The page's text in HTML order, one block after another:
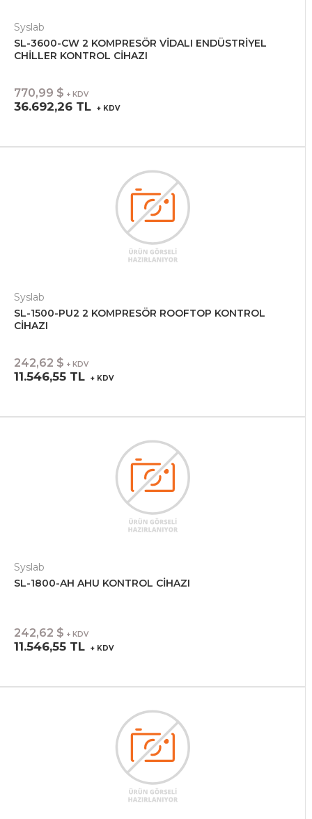
Syslab
SL-3600-CW 2 KOMPRESÖR VİDALI ENDÜSTRİYEL
CHİLLER KONTROL CİHAZI
36.692,26 TL + KDV
770,99 $ + KDV
Syslab
SL-1500-PU2 2 KOMPRESÖR ROOFTOP KONTROL
CİHAZI
11.546,55 TL + KDV
242,62 $ + KDV
Syslab
SL-1800-AH AHU KONTROL CİHAZI
11.546,55 TL + KDV
242,62 $ + KDV